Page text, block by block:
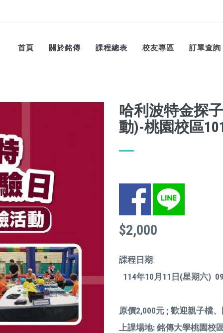
首頁 關於銘傳 課程總表 校友專區 訂單查詢
哈利波特金探
動)-桃園校區
Facebook LINE
$2,000
課程日期:
114年10月11日(星期六)
原價2,000元 ; 歡迎親子檔
上課場地: 銘傳大學桃園校